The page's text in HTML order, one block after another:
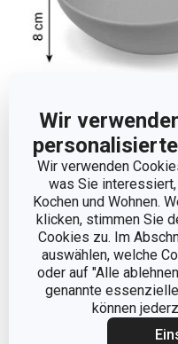
Wir
Wir verwenden
was Sie interessiert,
Kochen und Wohnen.
klicken, stimmen Sie
Cookies zu. Im
auswählen, welche
oder auf "Alle
genannte
können
Abmessungen
PRODUKTBREITE (CM)
PRODUKTHÖHE (CM)
VOLUMEN (L)
PRODUKTLÄNGE (CM)